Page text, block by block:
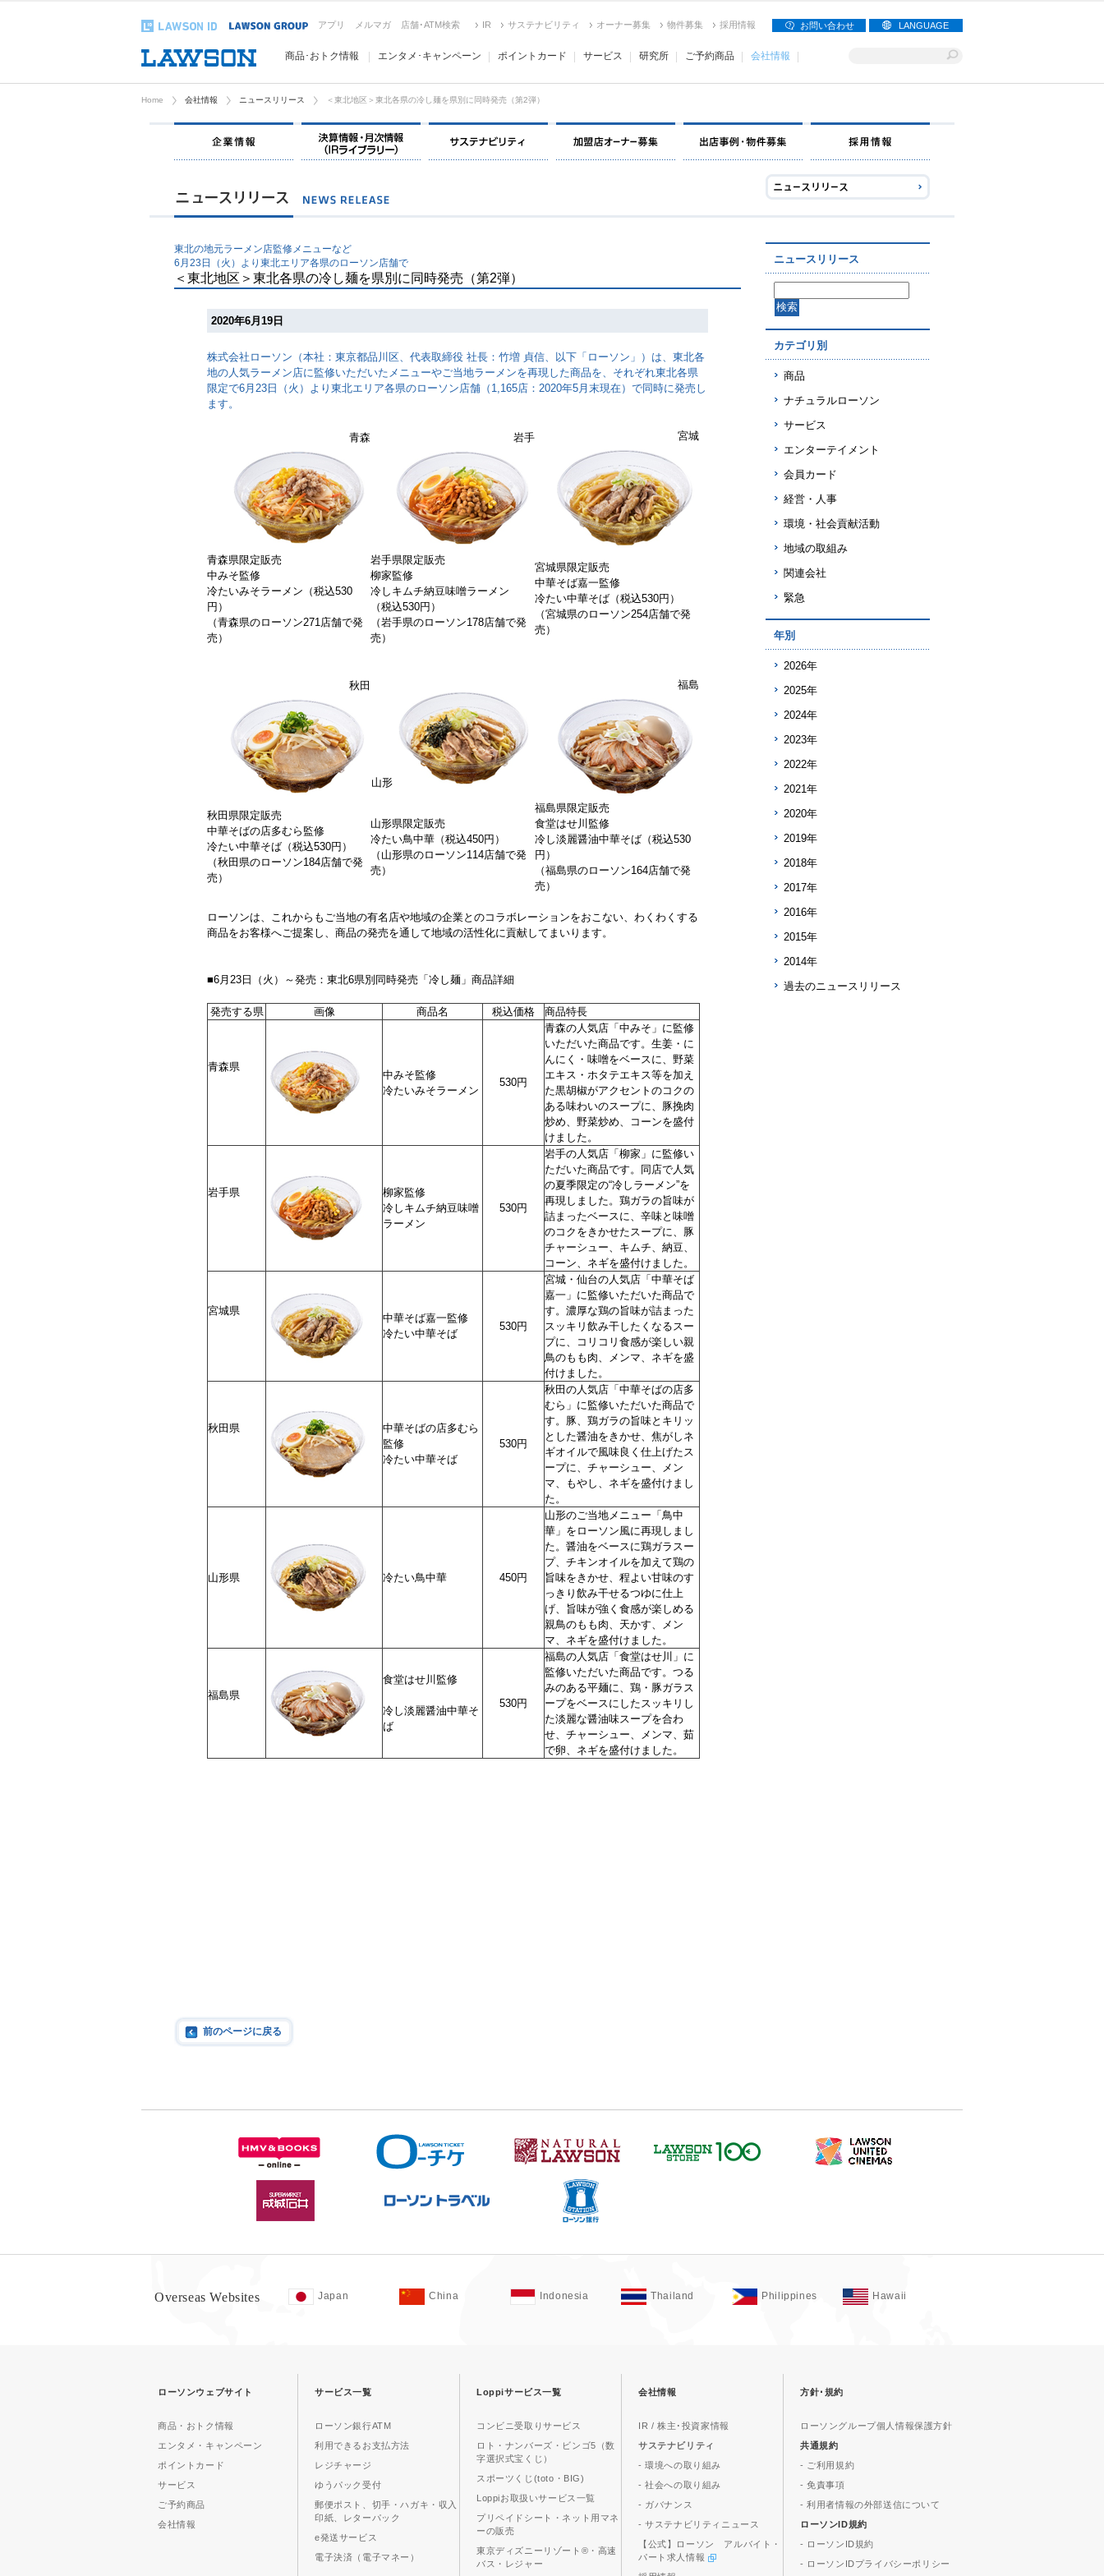
アプリ メルマガ 店舗･ATM検索 IR サステナビリティ オーナー募集 物件募集 採用情報 お問い合わせ LANGUAGE
商品･おトク情報 エンタメ･キャンペーン ポイントカード サービス 研究所 ご予約商品 会社情報
Home 会社情報 ニュースリリース ＜東北地区＞東北各県の冷し麺を県別に同時発売（第2弾）
企業情報
東北の地元ラーメン店監修メニューなど
6月23日（火）より東北エリア各県のローソン店舗で
＜東北地区＞東北各県の冷し麺を県別に同時発売（第2弾）
2020年6月19日
株式会社ローソン（本社：東京都品川区、代表取締役 社長：竹増 貞信、以下「ローソン」）は、東北各
地の人気ラーメン店に監修いただいたメニューやご当地ラーメンを再現した商品を、それぞれ東北各県
限定で6月23日（火）より東北エリア各県のローソン店舗（1,165店：2020年5月末現在）で同時に発売し
ます。
青森 岩手 宮城
青森県限定販売
中みそ監修
冷たいみそラーメン（税込530
円）
（青森県のローソン271店舗で発
売）
岩手県限定販売
柳家監修
冷しキムチ納豆味噌ラーメン
（税込530円）
（岩手県のローソン178店舗で発
売）
宮城県限定販売
中華そば嘉一監修
冷たい中華そば（税込530円）
（宮城県のローソン254店舗で発
売）
秋田
山形
福島
秋田県限定販売
中華そばの店多むら監修
冷たい中華そば（税込530円）
（秋田県のローソン184店舗で発
売）
山形県限定販売
冷たい鳥中華（税込450円）
（山形県のローソン114店舗で発
売）
福島県限定販売
食堂はせ川監修
冷し淡麗醤油中華そば（税込530
円）
（福島県のローソン164店舗で発
売）
ローソンは、これからもご当地の有名店や地域の企業とのコラボレーションをおこない、わくわくする
商品をお客様へご提案し、商品の発売を通して地域の活性化に貢献してまいります。
■6月23日（火）～発売：東北6県別同時発売「冷し麺」商品詳細
発売する県 画像 商品名 税込価格 商品特長
青森県
中みそ監修
冷たいみそラーメン
530円
青森の人気店「中みそ」に監修
いただいた商品です。生姜・に
んにく・味噌をベースに、野菜
エキス・ホタテエキス等を加え
た黒胡椒がアクセントのコクの
ある味わいのスープに、豚挽肉
炒め、野菜炒め、コーンを盛付
けました。
岩手県
柳家監修
冷しキムチ納豆味噌
ラーメン
530円
岩手の人気店「柳家」に監修い
ただいた商品です。同店で人気
の夏季限定の“冷しラーメン”を
再現しました。鶏ガラの旨味が
詰まったベースに、辛味と味噌
のコクをきかせたスープに、豚
チャーシュー、キムチ、納豆、
コーン、ネギを盛付けました。
宮城県
中華そば嘉一監修
冷たい中華そば
530円
宮城・仙台の人気店「中華そば
嘉一」に監修いただいた商品で
す。濃厚な鶏の旨味が詰まった
スッキリ飲み干したくなるスー
プに、コリコリ食感が楽しい親
鳥のもも肉、メンマ、ネギを盛
付けました。
秋田県
中華そばの店多むら
監修
冷たい中華そば
530円
秋田の人気店「中華そばの店多
むら」に監修いただいた商品で
す。豚、鶏ガラの旨味とキリッ
とした醤油をきかせ、焦がしネ
ギオイルで風味良く仕上げたス
ープに、チャーシュー、メン
マ、もやし、ネギを盛付けまし
た。
山形県 冷たい鳥中華 450円
山形のご当地メニュー「鳥中
華」をローソン風に再現しまし
た。醤油をベースに鶏ガラスー
プ、チキンオイルを加えて鶏の
旨味をきかせ、程よい甘味のす
っきり飲み干せるつゆに仕上
げ、旨味が強く食感が楽しめる
親鳥のもも肉、天かす、メン
マ、ネギを盛付けました。
福島県
食堂はせ川監修
冷し淡麗醤油中華そ
ば
530円
福島の人気店「食堂はせ川」に
監修いただいた商品です。つる
みのある平麺に、鶏・豚ガラス
ープをベースにしたスッキリし
た淡麗な醤油味スープを合わ
せ、チャーシュー、メンマ、茹
で卵、ネギを盛付けました。
前のページに戻る
ニュースリリース
カテゴリ別
商品
ナチュラルローソン
サービス
エンターテイメント
会員カード
経営・人事
環境・社会貢献活動
地域の取組み
関連会社
緊急
年別
2026年
2025年
2024年
2023年
2022年
2021年
2020年
2019年
2018年
2017年
2016年
2015年
2014年
過去のニュースリリース
Overseas Websites Japan China Indonesia Thailand Philippines Hawaii
ローソンウェブサイト
商品・おトク情報
エンタメ・キャンペーン
ポイントカード
サービス
ご予約商品
会社情報
サービス一覧
ローソン銀行ATM
利用できるお支払方法
レジチャージ
ゆうパック受付
郵便ポスト、切手・ハガキ・収入
印紙、レターパック
e発送サービス
電子決済（電子マネー）
Loppiサービス一覧
コンビニ受取りサービス
ロト・ナンバーズ・ビンゴ5（数
字選択式宝くじ）
スポーツくじ(toto・BIG)
Loppiお取扱いサービス一覧
プリペイドシート・ネット用マネ
ーの販売
東京ディズニーリゾート®・高速
バス・レジャー
会社情報
IR / 株主･投資家情報
サステナビリティ
- 環境への取り組み
- 社会への取り組み
- ガバナンス
- サステナビリティニュース
【公式】ローソン アルバイト・
パート求人情報
方針･規約
ローソングループ個人情報保護方針
共通規約
- ご利用規約
- 免責事項
- 利用者情報の外部送信について
ローソンID規約
- ローソンID規約
- ローソンIDプライバシーポリシー